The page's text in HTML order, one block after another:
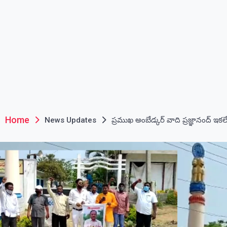
Home News Updates ప్రముఖ అంబేడ్కర్ వాది ప్రజ్ఞానంద్